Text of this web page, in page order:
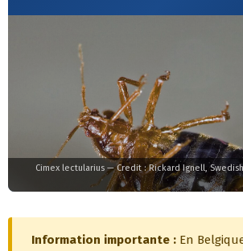
Cimex lectularius — Credit : Rickard Ignell,
Information importante : En